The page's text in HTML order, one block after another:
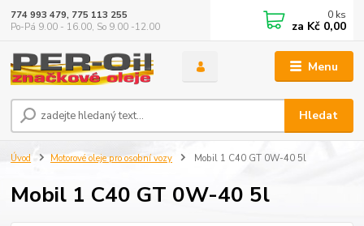
Menu
Hledat
774 993 479, 775 113 255
Po-Pá 9.00 - 16.00, So 9.00 -12.00
0 ks
za Kč 0,00
Úvod Motorové oleje pro osobní vozy Mobil 1 C40 GT 0W-40 5l
Mobil 1 C40 GT 0W-40 5l